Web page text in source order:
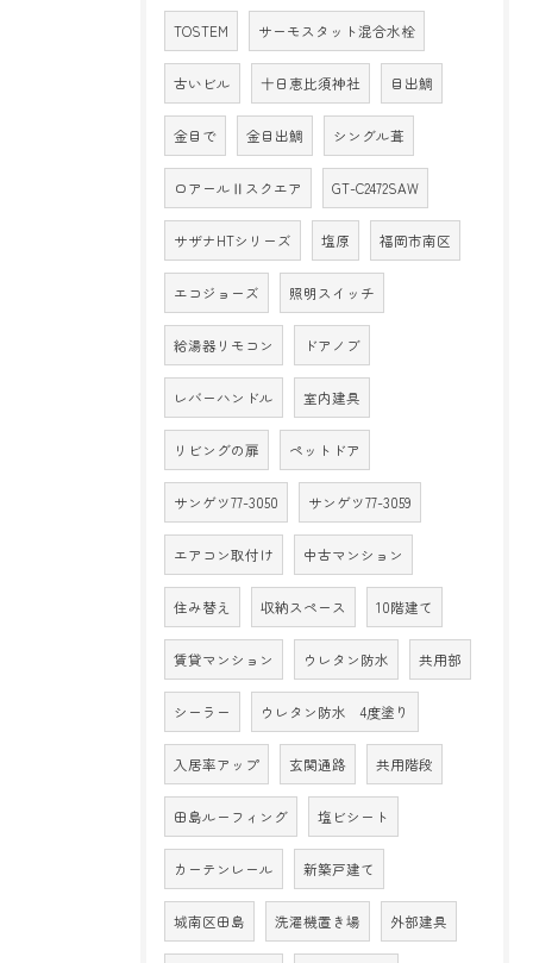
TOSTEM サーモスタット混合水栓
古いビル 十日恵比須神社 目出鯛
金目で 金目出鯛 シングル葺
ロアールⅡスクエア GT-C2472SAW
サザナHTシリーズ 塩原 福岡市南区
エコジョーズ 照明スイッチ
給湯器リモコン ドアノブ
レバーハンドル 室内建具
リビングの扉 ペットドア
サンゲツ77-3050 サンゲツ77-3059
エアコン取付け 中古マンション
住み替え 収納スペース 10階建て
賃貸マンション ウレタン防水 共用部
シーラー ウレタン防水 4度塗り
入居率アップ 玄関通路 共用階段
田島ルーフィング 塩ビシート
カーテンレール 新築戸建て
城南区田島 洗濯機置き場 外部建具